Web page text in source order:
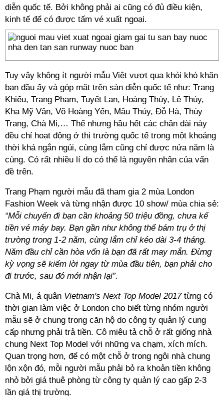
diễn quốc tế. Bởi không phải ai cũng có đủ điều kiện,
kinh tế để có được tấm vé xuất ngoại.
Tuy vậy không ít người mẫu Việt vượt qua khỏi khó khăn
ban đầu ấy và góp mặt trên sàn diễn quốc tế như: Trang
Khiếu, Trang Phạm, Tuyết Lan, Hoàng Thùy, Lê Thúy,
Kha Mỹ Vân, Võ Hoàng Yến, Mâu Thủy, Đỗ Hà, Thùy
Trang, Chà Mi,… Thế nhưng hầu hết các chân dài này
đều chỉ hoạt động ở thị trường quốc tế trong một khoảng
thời khá ngắn ngủi, cùng lắm cũng chỉ được nửa năm là
cùng. Có rất nhiều lí do có thể là nguyên nhân của vấn
đề trên.
Trang Phạm người mẫu đã tham gia 2 mùa London
Fashion Week và từng nhận được 10 show/ mùa chia sẻ:
“Mỗi chuyến đi bạn cần khoảng 50 triệu đồng, chưa kể
tiền vé máy bay. Bạn gần như không thể bám trụ ở thị
trường trong 1-2 năm, cùng lắm chỉ kéo dài 3-4 tháng.
Năm đầu chỉ cần hòa vốn là bạn đã rất may mắn. Đừng
kỳ vọng sẽ kiếm lời ngay từ mùa đầu tiên, bạn phải cho
đi trước, sau đó mới nhận lại”.
Chà Mi, á quân Vietnam's Next Top Model 2017từng có
thời gian làm việc ở London cho biết từng nhóm người
mẫu sẽ ở chung trong căn hộ do công ty quản lý cung
cấp nhưng phải trả tiền. Cô miêu tả chỗ ở rất giống nhà
chung Next Top Model với những va chạm, xích mích.
Quan trọng hơn, để có một chỗ ở trong ngôi nhà chung
lộn xộn đó, mỗi người mẫu phải bỏ ra khoản tiền không
nhỏ bởi giá thuê phòng từ công ty quản lý cao gấp 2-3
lần giá thị trường.